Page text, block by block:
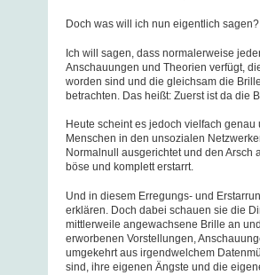
Doch was will ich nun eigentlich sagen?
Ich will sagen, dass normalerweise
Anschauungen und Theorien verfügt,
worden sind und die gleichsam die
betrachten. Das heißt: Zuerst ist da die
Heute scheint es jedoch vielfach
Menschen in den unsozialen
Normalnull ausgerichtet und den Arsch
böse und komplett erstarrt.
Und in diesem Erregungs- und
erklären. Doch dabei schauen sie die
mittlerweile angewachsene Brille an
erworbenen Vorstellungen,
umgekehrt aus irgendwelchem
sind, ihre eigenen Ängste und die